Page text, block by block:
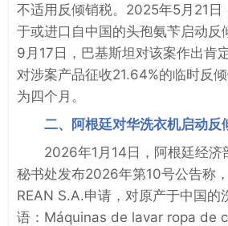
不适用反倾销税。2025年5月21日
于或进口自中国的头孢氨苄启动
9月17日，巴基斯坦对该案作出肯
对涉案产品征收21.64%的临时反
为四个月。
二、阿根廷对华洗衣机启动反
2026年1月14日，阿根廷经济
秘书处发布2026年第10号公告称
REAN S.A.申请，对原产于中国的
语：Máquinas de lavar ropa de